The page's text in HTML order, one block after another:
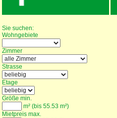
Sie suchen:
Wohngebiete
Zimmer
Strasse
Etage
Größe min.
m² (bis 55.53 m²)
Mietpreis max.